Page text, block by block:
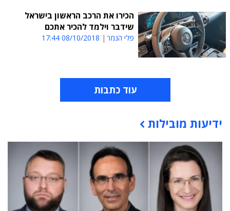
הכירו את הרכב הראשון בישראל
שידבר וילמד להכיר אתכם
פלי הנמר 08/10/2018 17:44
עוד כתבות
תוכן פרסומי
ידיעות מובילות